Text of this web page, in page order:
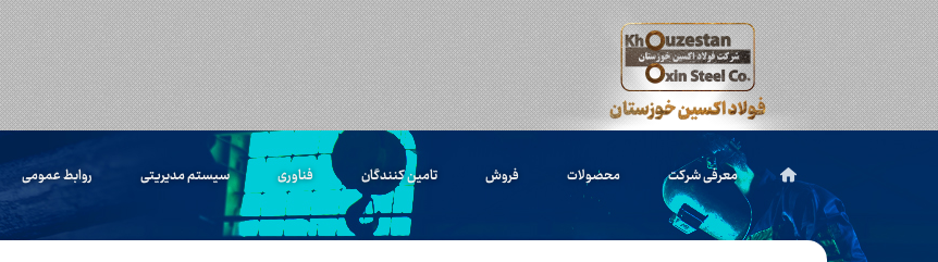
معرفی شرکت محصولات فروش تامین کنندگان فناوری سیستم مدیریتی روابط عمومی